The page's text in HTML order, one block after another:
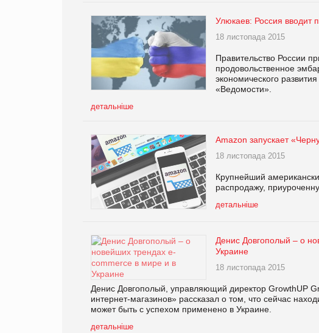
Улюкаев: Россия вводит
18 листопада 2015
Правительство России
продовольственное
экономического
«Ведомости».
детальніше
Amazon запускает
18 листопада 2015
Крупнейший
распродажу,
детальніше
Денис Довгополый – о
Украине
18 листопада 2015
Денис Довгополый, управляющий директор GrowthUP
интернет-магазинов» рассказал о том, что сейчас
может быть с успехом применено в Украине.
детальніше